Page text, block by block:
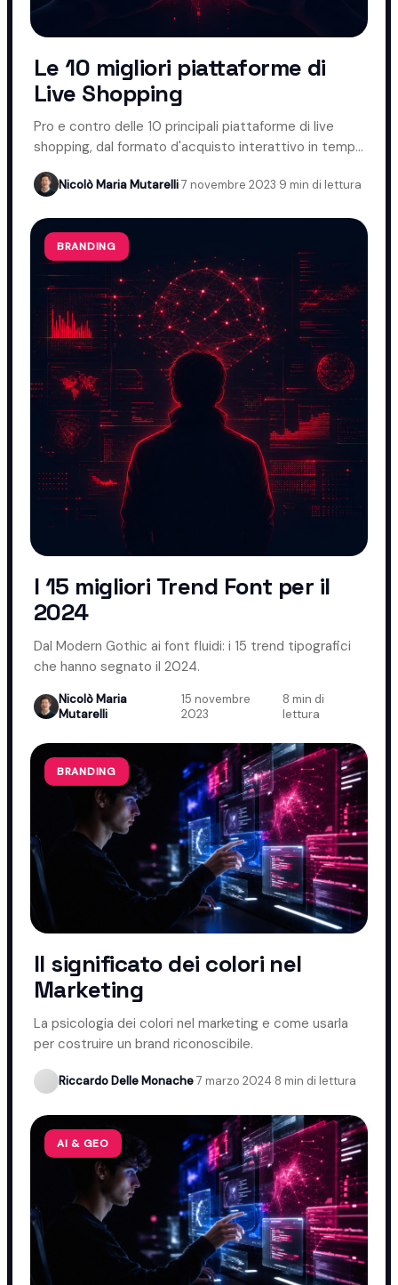
Le 10 migliori piattaforme di
Live Shopping
Pro e contro delle 10 principali piattaforme di live
shopping, dal formato d'acquisto interattivo in tempo
reale.
Nicolò Maria Mutarelli·7 novembre 2023·9 min di lettura
BRANDING
I 15 migliori Trend Font per il
2024
Dal Modern Gothic ai font fluidi: i 15 trend tipografici
che hanno segnato il 2024.
Nicolò Maria
Mutarelli
·15 novembre
2023
·8 min di
lettura
BRANDING
Il significato dei colori nel
Marketing
La psicologia dei colori nel marketing e come usarla
per costruire un brand riconoscibile.
Riccardo Delle Monache·7 marzo 2024·8 min di lettura
AI & GEO